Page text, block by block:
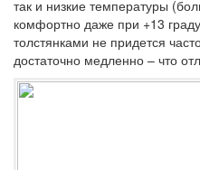
так и низкие температуры
комфортно даже при +13
толстянками не придется
достаточно медленно – что